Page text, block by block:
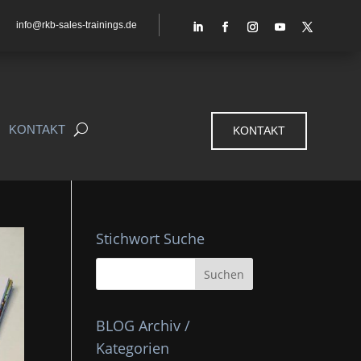
info@rkb-sales-trainings.de
KONTAKT KONTAKT
Stichwort Suche
BLOG Archiv /
Kategorien